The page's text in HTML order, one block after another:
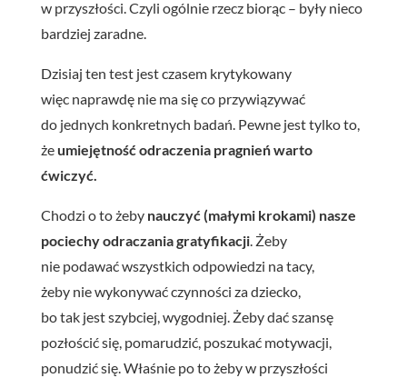
w przyszłości. Czyli ogólnie rzecz biorąc – były nieco
bardziej zaradne.
Dzisiaj ten test jest czasem krytykowany
więc naprawdę nie ma się co przywiązywać
do jednych konkretnych badań. Pewne jest tylko to,
że umiejętność odraczenia pragnień warto
ćwiczyć.
Chodzi o to żeby nauczyć (małymi krokami) nasze
pociechy odraczania gratyfikacji. Żeby
nie podawać wszystkich odpowiedzi na tacy,
żeby nie wykonywać czynności za dziecko,
bo tak jest szybciej, wygodniej. Żeby dać szansę
pozłościć się, pomarudzić, poszukać motywacji,
ponudzić się. Właśnie po to żeby w przyszłości